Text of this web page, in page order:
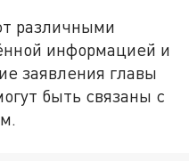
различными
информацией и
заявления главы
быть связаны с